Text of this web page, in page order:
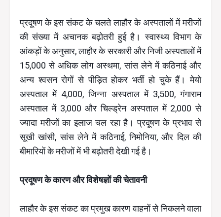
प्रदूषण के इस संकट के चलते लाहौर के अस्पतालों में मरीजों
की संख्या में अचानक बढ़ोतरी हुई है। स्वास्थ्य विभाग के
आंकड़ों के अनुसार, लाहौर के सरकारी और निजी अस्पतालों में
15,000 से अधिक लोग अस्थमा, सांस लेने में कठिनाई और
अन्य श्वसन रोगों से पीड़ित होकर भर्ती हो चुके हैं। मेयो
अस्पताल में 4,000, जिन्ना अस्पताल में 3,500, गंगाराम
अस्पताल में 3,000 और चिल्ड्रेन अस्पताल में 2,000 से
ज्यादा मरीजों का इलाज चल रहा है। प्रदूषण के प्रभाव से
सूखी खांसी, सांस लेने में कठिनाई, निमोनिया, और दिल की
बीमारियों के मरीजों में भी बढ़ोतरी देखी गई है।
प्रदूषण के कारण और विशेषज्ञों की चेतावनी
लाहौर के इस संकट का प्रमुख कारण वाहनों से निकलने वाला